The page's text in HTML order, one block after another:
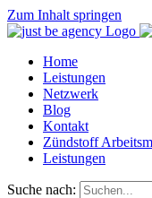
Zum Inhalt springen
Home
Leistungen
Netzwerk
Blog
Kontakt
Zündstoff
Leistungen
Suche nach: